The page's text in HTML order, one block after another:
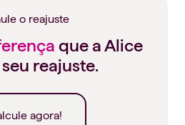
o reajuste
que a Alice
reajuste.
agora!